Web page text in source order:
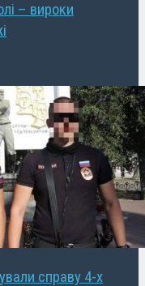
– вироки
справу 4-х